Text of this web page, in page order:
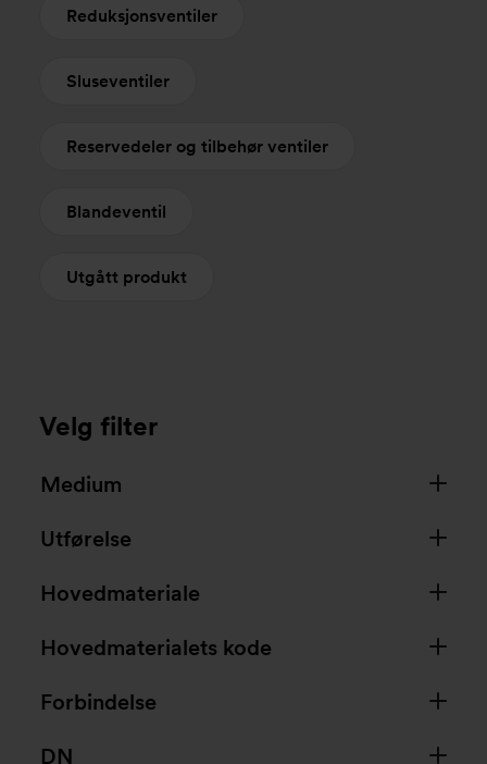
Reduksjonsventiler
Sluseventiler
Reservedeler og tilbehør ventiler
Blandeventil
Utgått produkt
Velg filter
Medium
Utførelse
Hovedmateriale
Hovedmaterialets kode
Forbindelse
DN